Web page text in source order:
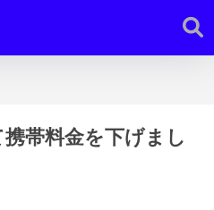
帯料金を下げまし